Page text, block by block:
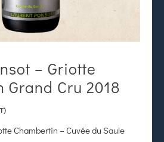
– Griotte
Grand Cru 2018
Chambertin – Cuvée du Saule